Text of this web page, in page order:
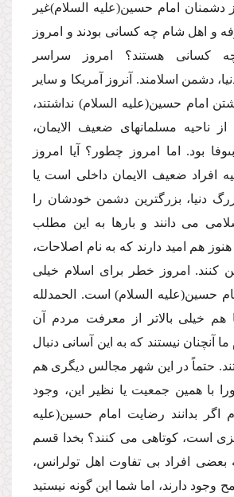
دشمنان امام حسین(علیه السلام)غیر
و اهل شام چه كسانى بودند و امروز
كسانى هستند؟ امروز سراسر
دشمن اسلامند. آنروز آمریكا و سایر
امام حسین(علیه السلام) نداشتند،
ناحیه مسلمانهاى ضعیف الایمان،
بود. اما امروز چطور؟ آیا امروز
افراد ضعیف الایمان داخلى است یا
دنیا، بزرگترین دشمن خودشان را
مى دانند و بارها به این مطلب
هم امید دارند كه به نام اصلاحات،
كنند. امروز خطر براى اسلام خیلى
حسین(علیه السلام) است. الحمدلله
خیلى بالاتر از معرفت مردم آن
آنچنان نیستند كه به این آسانى دنبال
حتماً در این شهر مجالس دیگرى هم
با همین جمعیت یا نظیر این، وجود
اگر بدانند رضایت امام حسین(علیه
است، كوتاهى مى كنند؟ بخدا قسم
بعضى افراد بى تفاوت اهل تولرانس،
وجود دارند، اما شما این گونه نیستید